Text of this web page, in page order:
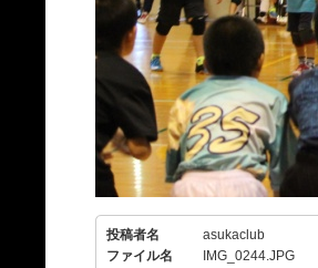
投稿者名
asukaclub
ファイル名
IMG_0244.JPG